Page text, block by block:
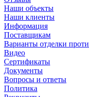
Наши объекты
Наши клиенты
Информация
Поставщикам
Варианты отделки
Видео
Сертификаты
Документы
Вопросы и ответы
Политика